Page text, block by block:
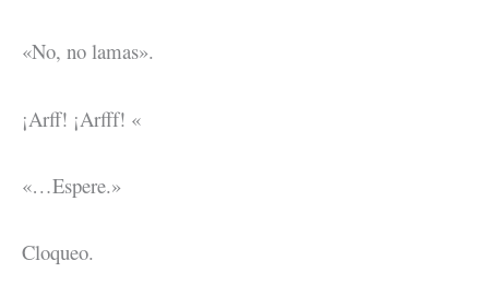
«No, no lamas».
¡Arff! ¡Arfff! «
«…Espere.»
Cloqueo.